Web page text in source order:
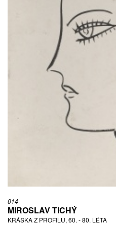
014
MIROSLAV TICHÝ
KRÁSKA Z PROFILU, 60. - 80. LÉTA